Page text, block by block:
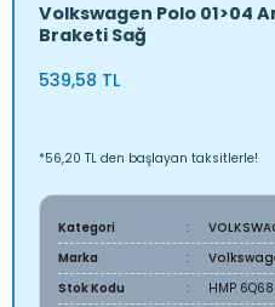
Volkswagen Polo 01>04
Braketi Sağ
539,58 TL
*56,20 TL den başlayan taksitlerle!
Kategori
Marka
Stok Kodu
HMP